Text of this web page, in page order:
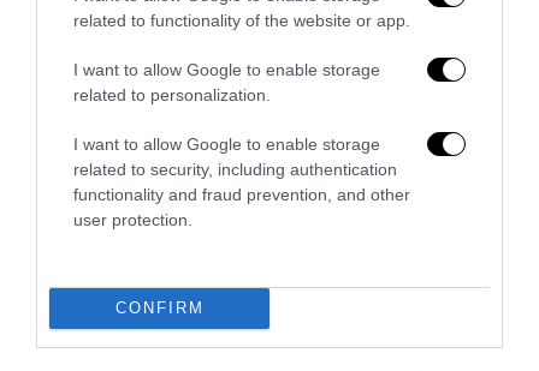
related to functionality of the website or app.
I want to allow Google to enable storage
related to personalization.
I want to allow Google to enable storage
related to security, including authentication
functionality and fraud prevention, and other
user protection.
CONFIRM
15 Luglio 2026